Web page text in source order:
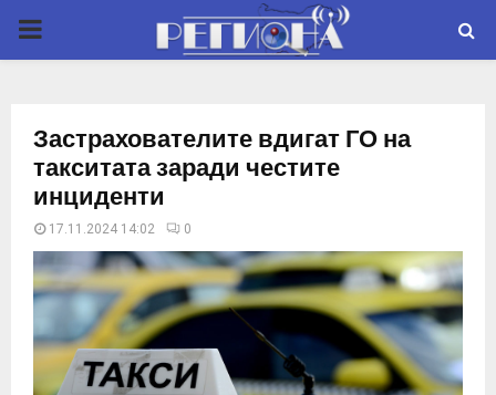
P
M
A
R
Y
Застрахователите вдигат ГО на
такситата заради честите
инциденти
17.11.2024 14:02 0